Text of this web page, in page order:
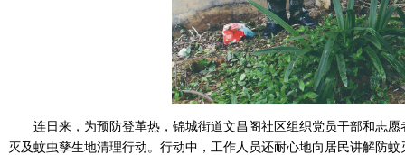
连日来，为预防登革热，锦城街道文昌阁社区组织党员干部和志
灭及蚊虫孳生地清理行动。行动中，工作人员还耐心地向居民讲解防